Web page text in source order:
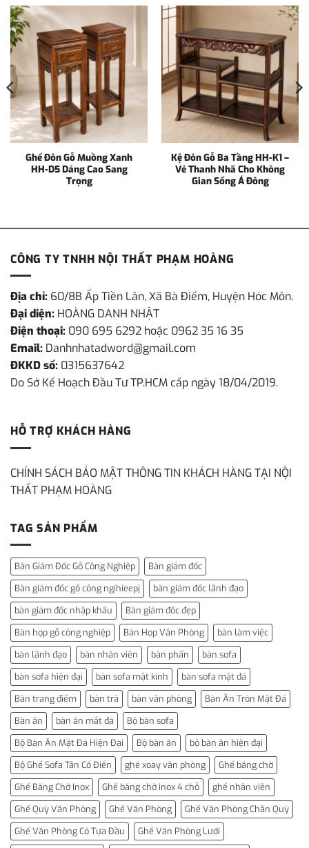
Ghế Đôn Gỗ Muồng Xanh
HH-D5 Dáng Cao Sang
Trọng
Kệ Đôn Gỗ Ba Tầng HH-K1 –
Vẻ Thanh Nhã Cho Không
Gian Sống Á Đông
CÔNG TY TNHH NỘI THẤT PHẠM HOÀNG
Địa chỉ: 60/8B Ấp Tiền Lân, Xã Bà Điểm, Huyện Hóc Môn.
Đại diện: HOÀNG DANH NHẬT
Điện thoại: 090 695 6292 hoặc 0962 35 16 35
Email: Danhnhatadword@gmail.com
ĐKKD số: 0315637642
Do Sở Kế Hoạch Đầu Tư TP.HCM cấp ngày 18/04/2019.
HỖ TRỢ KHÁCH HÀNG
CHÍNH SÁCH BẢO MẬT THÔNG TIN KHÁCH HÀNG TẠI NỘI
THẤT PHẠM HOÀNG
TAG SẢN PHẨM
Bàn Giám Đốc Gỗ Công Nghiệp
Bàn giám đốc
Bàn giám đốc gỗ công ngihieepj
bàn giám đốc lãnh đạo
bàn giám đốc nhập khẩu
Bàn giám đốc đẹp
Bàn họp gỗ công nghiệp
Bàn Họp Văn Phòng
bàn làm việc
bàn lãnh đạo
bàn nhân viên bàn phấn
bàn sofa
bàn sofa hiện đại
bàn sofa mặt kính
bàn sofa mặt đá
Bàn trang điểm
bàn trà bàn văn phòng
Bàn Ăn Tròn Mặt Đá
Bàn ăn
bàn ăn mắt đá
Bộ bàn sofa
Bộ Bàn Ăn Mặt Đá Hiện Đại
Bộ bàn ăn
bộ bàn ăn hiện đại
Bộ Ghế Sofa Tân Cổ Điển
ghé xoay văn phòng
Ghế băng chờ
Ghế Băng Chờ Inox
Ghế băng chờ inox 4 chỗ
ghế nhân viên
Ghế Quỳ Văn Phòng
Ghế Văn Phòng
Ghế Văn Phòng Chân Quỳ
Ghế Văn Phòng Có Tựa Đầu
Ghế Văn Phòng Lưới